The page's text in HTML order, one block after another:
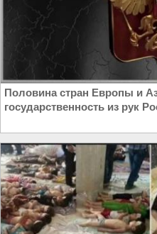
Половина стран Европы и
государственность из рук